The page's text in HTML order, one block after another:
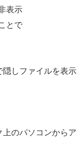
表示
とで
隠しファイルを表示
のパソコンからア